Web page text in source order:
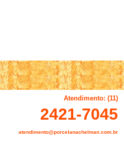
Atendimento: (11)
2421-7045
atendimento@porcelanachelman.com.br